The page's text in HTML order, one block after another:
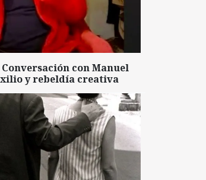
con Manuel
y rebeldía creativa